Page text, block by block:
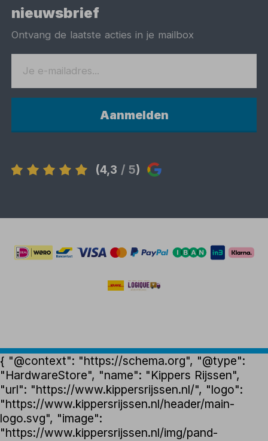
nieuwsbrief
Ontvang de laatste acties in je mailbox
Aanmelden
(4,3 / 5)
{ "@context": "https://schema.org", "@type":
"HardwareStore", "name": "Kippers Rijssen",
"url": "https://www.kippersrijssen.nl/", "logo":
"https://www.kippersrijssen.nl/header/main-
logo.svg", "image":
"https://www.kippersrijssen.nl/img/pand-